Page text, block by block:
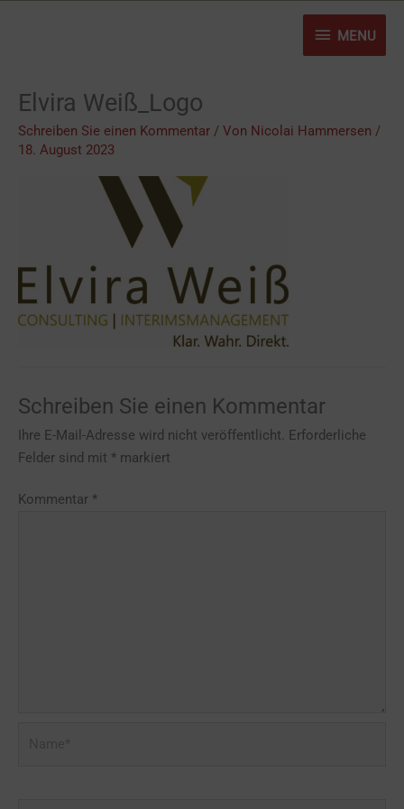
MENU
MENU
Elvira Weiß_Logo
Schreiben Sie einen Kommentar / Von Nicolai Hammersen /
18. August 2023
Schreiben Sie einen Kommentar
Ihre E-Mail-Adresse wird nicht veröffentlicht. Erforderliche
Felder sind mit * markiert
Kommentar *